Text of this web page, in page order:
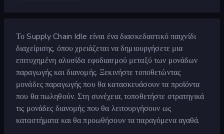
Το Supply Chain Idle είναι ένα διασκεδαστικό παιχνίδι
διαχείρισης, όπου χρειάζεται να δημιουργήσετε μια
επιτυχημένη αλυσίδα εφοδιασμού μεταξύ των μονάδων
παραγωγής και διανομής. Ξεκινήστε τοποθετώντας
μονάδες παραγωγής που θα κατασκευάσουν τα προϊόντα
που θα πωληθούν. Στη συνέχεια, τοποθετήστε στρατηγικά
τις μονάδες διανομής που θα λειτουργήσουν ως
καταστήματα και θα προωθήσουν τα παραγόμενα αγαθά.